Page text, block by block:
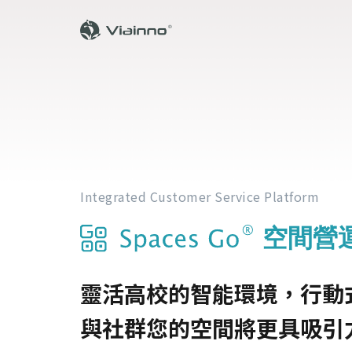
Integrated Customer Service Platform
空間營
靈活高校的智能環境，行動
與社群您的空間將更具吸引